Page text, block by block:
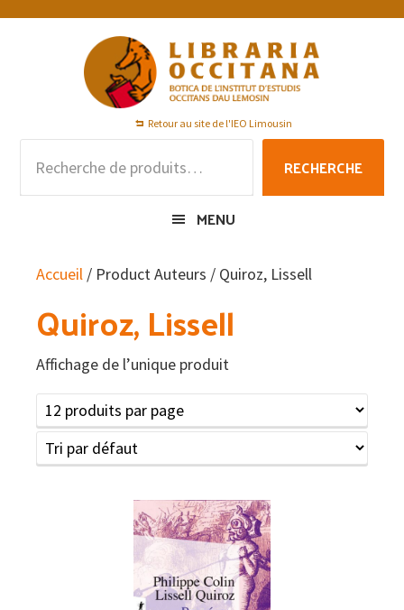
Passer
Passer
Passer
Retour au site de l'IEO Limousin
pour :
RECHERCHE
MENU
Accueil / Product Auteurs / Quiroz, Lissell
Quiroz, Lissell
Affichage de l’unique produit